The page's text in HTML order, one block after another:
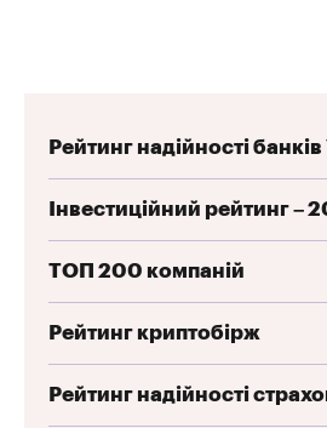
Рейтинг надійності
Інвестиційний рейтинг –
ТОП 200 компаній
Рейтинг криптобірж
Рейтинг надійності